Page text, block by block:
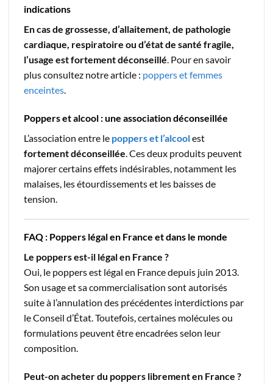
indications
En cas de grossesse, d’allaitement, de pathologie
cardiaque, respiratoire ou d’état de santé fragile,
l’usage est fortement déconseillé . Pour en savoir
plus consultez notre article : poppers et femmes
enceintes
Poppers et alcool : une association déconseillée
L’association entre le poppers et l’alcoolest
fortement déconseillée . Ces deux produits peuvent
majorer certains effets indésirables, notamment les
malaises, les étourdissements et les baisses de
tension.
FAQ : Poppers légal en France et dans le monde
Le poppers est-il légal en France ?
Oui, le poppers est légal en France depuis juin 2013.
Son usage et sa commercialisation sont autorisés
suite à l’annulation des précédentes interdictions par
le Conseil d’État. Toutefois, certaines molécules ou
formulations peuvent être encadrées selon leur
composition.
Peut-on acheter du poppers librement en France ?